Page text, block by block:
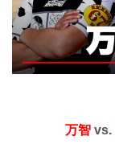
万智 vs.